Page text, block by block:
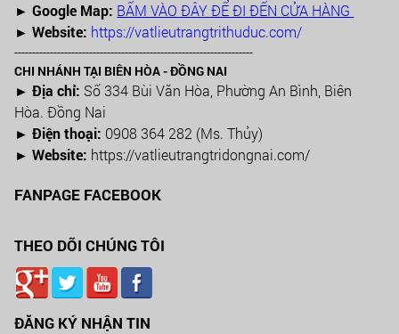
►Google Map: BẤM VÀO ĐÂY ĐỂ ĐI ĐẾN CỬA HÀNG
► Website: https://vatlieutrangtrithuduc.com/
-------------------------------------------------------------------
CHI NHÁNH TẠI BIÊN HÒA - ĐỒNG NAI
► Địa chỉ: Số 334 Bùi Văn Hòa, Phường An Bình, Biên
Hòa. Đồng Nai
► Điện thoại: 0908 364 282 (Ms. Thủy)
► Website: https://vatlieutrangtridongnai.com/
FANPAGE FACEBOOK
THEO DÕI CHÚNG TÔI
ĐĂNG KÝ NHẬN TIN